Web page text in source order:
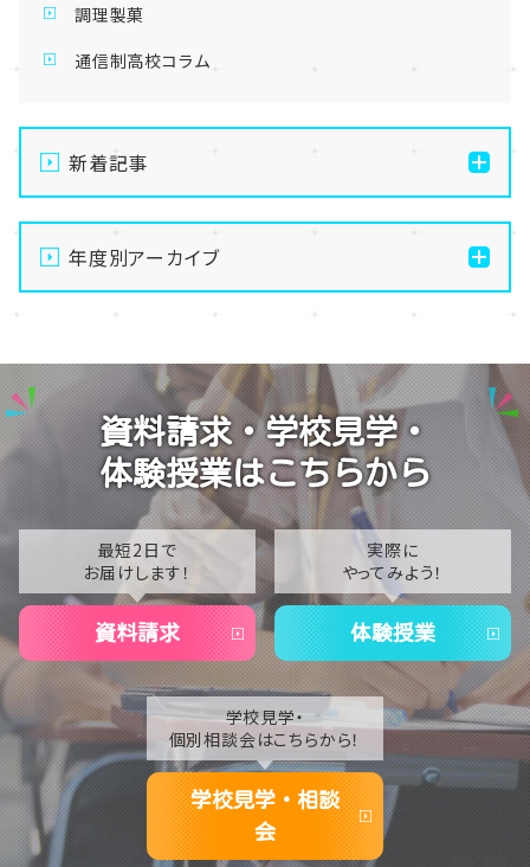
調理製菓
通信制高校コラム
新着記事
【大宮】俺たちの夏は終わらない！8月後半のおすすめ
体験授業
【大宮】総勢100名以上！大宮学習センター「夏祭り」を
【大宮】8月8日～16日までお休みをいただきます☺
【大宮】プロの撮影隊がやってきた！TikTok撮影の裏側
に密着🎬✨
【大宮】いよいよ明日開催！夏のビッグイベント「大宮学
習センター 夏祭り」🎉✨
年度別アーカイブ
2025
2024
2023
2021
2020
資料請求・学校見学・
体験授業はこちらから
最短2日で
お届けします！
資料請求
実際に
やってみよう！
体験授業
学校見学・
個別相談会はこちらから！
学校見学・相談
会